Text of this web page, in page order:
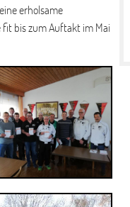
erholsame
bis zum Auftakt im Mai